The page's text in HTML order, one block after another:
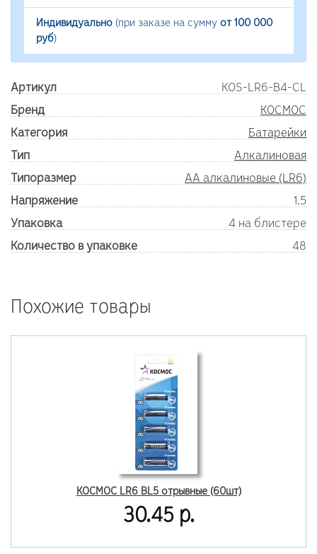
Индивидуально (при заказе на сумму от 100 000
руб)
Артикул
KOS-LR6-B4-CL
Бренд
КОСМОС
Категория
Батарейки
Тип
Алкалиновая
Типоразмер
AA алкалиновые (LR6)
Напряжение
1.5
Упаковка
4 на блистере
Количество в упаковке
48
Похожие товары
КОСМОС LR6 BL5 отрывные (60шт)
30.45 р.